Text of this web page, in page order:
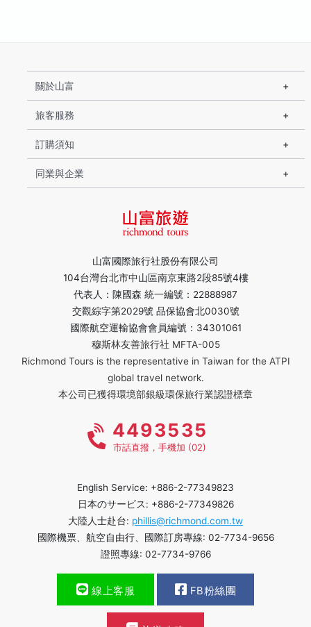
山富國際旅行社股份有限公司
104台灣台北市中山區南京東路2段85號4樓
代表人：陳國森 統一編號：22888987
交觀綜字第2029號 品保協會北0030號
國際航空運輸協會會員編號：34301061
穆斯林友善旅行社 MFTA-005
Richmond Tours is the representative in Taiwan for the ATPI
global travel network.
本公司已獲得環境部銀級環保旅行業認證標章
關於山富
旅客服務
訂購須知
同業與企業
4493535
市話直撥，手機加 (02)
English Service: +886-2-77349823
日本のサービス: +886-2-77349826
大陸人士赴台: phillis@richmond.com.tw
國際機票、航空自由行、國際訂房專線: 02-7734-9656
證照專線: 02-7734-9766
線上客服 FB粉絲團